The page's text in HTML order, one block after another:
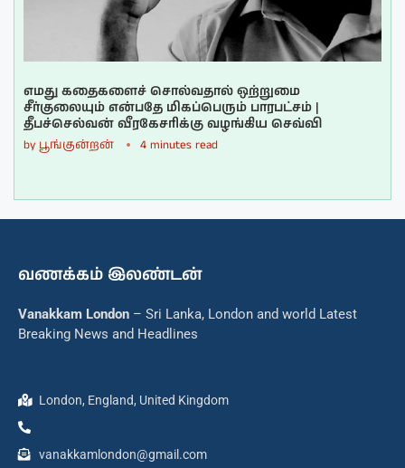
எமது கதைகளைச் சொல்வதால் ஒற்றுமை
சீர்குலையும் என்பதே மிகப்பெரும் பாரபட்சம் |
தீபச்செல்வன் வீரகேசரிக்கு வழங்கிய செவ்வி
by பூங்குன்றன் 4 minutes read
வணக்கம் இலண்டன்
Vanakkam London – Sri Lanka, London and world Latest
Breaking News and Headlines
London, England, United Kingdom
vanakkamlondon@gmail.com